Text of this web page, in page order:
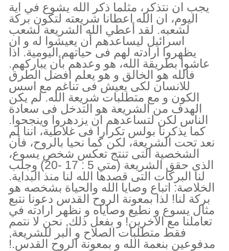
يجب ان نتذكر، مثلما ذكر الله يشوع في اية
اليوم، ان الله اعطانا شريعته لتكون بركة
لشعبه. لقد أعطي الله الشريعة لشعب
اسرائيل ليساعدهم أن يعيشوا له و ان
يظهروا ارادته لهم فى حياتهم اليومية. اذا
عاشوا بطريقة الله، هو وعدهم بأن يباركهم.
فالله هو الخالق و هو يعلم افضل الطرق
للانسان لكى يعيش فى تناغم مع اسس
الكون و مع متطلبات شريعة الله. لم يكن
الهدف من الشريعة هو التدخل فى سعادة
الناس لكن لتساعدهم ان يزدهروا وينجحوا.
كما يذكرنا بولس تكرارا فى غلاطية، اننا لم
نعد تحت الشريعة، لكن كما نحيا بالروح، فأن
الشخصية التى تنتج تعكس شخص يسوع،
الذى حقق الشريعة (متي 5 : 17 -20) وجلب
لنا البركات التى قصدها الله لنا منذ البداية.
الخلاصة: اتباع وصايا الله والحياة بشخصه هو
بركة لنا! لذا بمعونة الروح القدس دعونا نتبع
مثال يسوع و نطيع وصاياه و نظهر ارادته في
تعاملنا مع الاخرين! و بفعل ذلك, نحن لا نتمم
فقط متطلبات الصلاح و البر للشريعة,
مدفوعين بنعمة الله و بمعونة الروح القدس.!